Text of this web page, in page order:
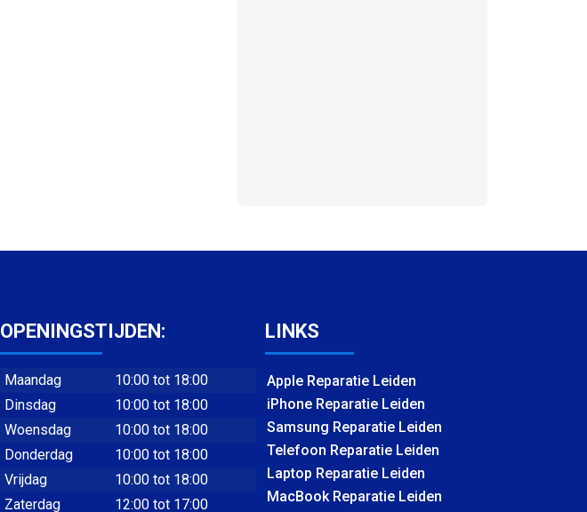
OPENINGSTIJDEN:
Maandag
10:00 tot 18:00
Dinsdag
10:00 tot 18:00
Woensdag
10:00 tot 18:00
Donderdag
10:00 tot 18:00
Vrijdag
10:00 tot 18:00
Zaterdag
12:00 tot 17:00
LINKS
Apple Reparatie Leiden
iPhone Reparatie Leiden
Samsung Reparatie Leiden
Telefoon Reparatie Leiden
Laptop Reparatie Leiden
MacBook Reparatie Leiden